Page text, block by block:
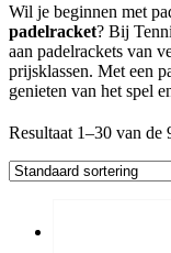
Wil je beginnen met
padelracket? Bij
aan padelrackets van
prijsklassen. Met een
genieten van het spel
Resultaat 1–30 van de